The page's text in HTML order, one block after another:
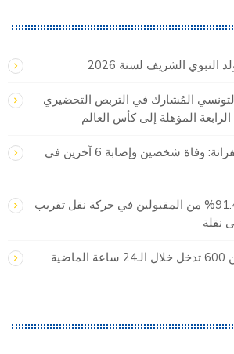
النبوي الشريف لسنة 2026
المُشارك في التربص التحضيري
الرابعة المؤهلة إلى كأس العالم
بين منزل المهيري وزعفرانة: وفاة شخصين وإصابة 6 آخرين في
وزارة التربية: تمكين 91.40% من المقبولين في حركة نقل تقريب
نقلة